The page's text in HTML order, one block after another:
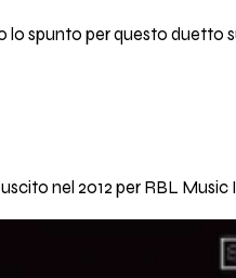
lo spunto per questo duetto
uscito nel 2012 per RBL Music